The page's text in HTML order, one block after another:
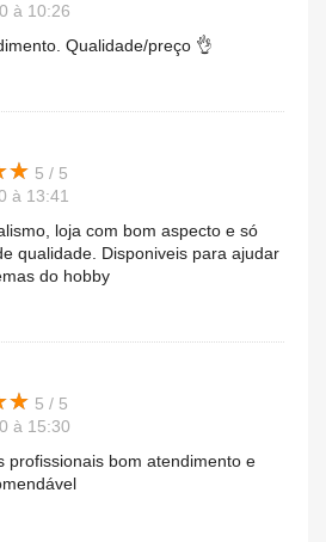
à 10:26
Qualidade/preço 👌
★
★ 5 / 5
à 13:41
loja com bom aspecto e só
qualidade. Disponiveis para ajudar
do hobby
★
★ 5 / 5
à 15:30
profissionais bom atendimento e